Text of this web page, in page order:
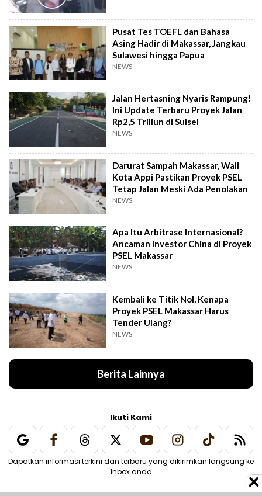
Pusat Tes TOEFL dan Bahasa
Asing Hadir di Makassar, Jangkau
Sulawesi hingga Papua
NEWS
Jalan Hertasning Nyaris Rampung!
Ini Update Terbaru Proyek Jalan
Rp2,5 Triliun di Sulsel
NEWS
Darurat Sampah Makassar, Wali
Kota Appi Pastikan Proyek PSEL
Tetap Jalan Meski Ada Penolakan
NEWS
Apa Itu Arbitrase Internasional?
Ancaman Investor China di Proyek
PSEL Makassar
NEWS
Kembali ke Titik Nol, Kenapa
Proyek PSEL Makassar Harus
Tender Ulang?
NEWS
Berita Lainnya
Ikuti Kami
Dapatkan informasi terkini dan terbaru yang dikirimkan langsung ke
Inbox anda